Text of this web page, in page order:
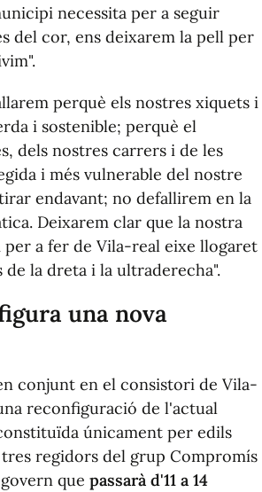
necessita per a seguir
del cor, ens deixarem la pell per
perquè els nostres xiquets i
i sostenible; perquè el
dels nostres carrers i de les
i més vulnerable del nostre
endavant; no defallirem en la
Deixarem clar que la nostra
a fer de Vila-real eixe llogaret
la dreta i la ultraderecha".
una nova
conjunt en el consistori de Vila-
reconfiguració de l'actual
únicament per edils
regidors del grup Compromís
que passarà d'11 a 14